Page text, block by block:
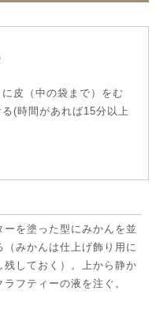
皮（中の袋まで）をむ
(時間があれば15分以上
ーを塗った型にみかんを並
（みかんは仕上げ飾り用に
残しておく）。上から静か
ラフティーの液を注ぐ。